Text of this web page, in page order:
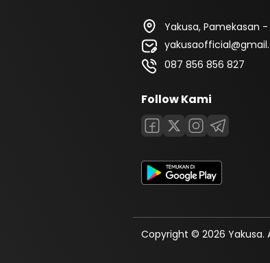
Yakusa, Pamekasan
087 856 856 827
Follow Kami
Copyright © 2026 Yakusa.